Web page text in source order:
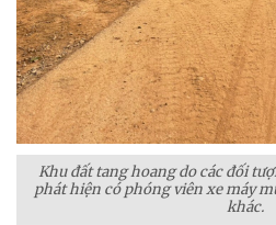
Khu đất tang hoang do các đối
phát hiện có phóng viên xe máy
khác.